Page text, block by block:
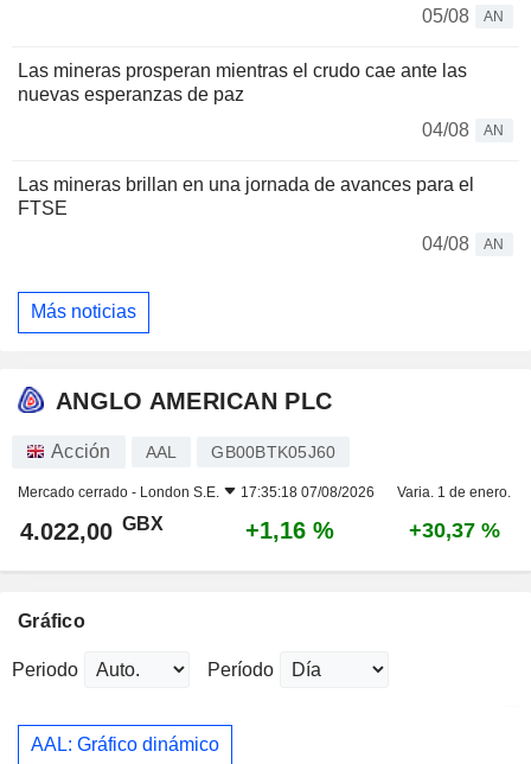
05/08 AN
Las mineras prosperan mientras el crudo cae ante las
nuevas esperanzas de paz
04/08
AN
Las mineras brillan en una jornada de avances para el
FTSE
04/08
AN
Más noticias
ANGLO AMERICAN PLC
Acción AAL GB00BTK05J60
Mercado cerrado - London S.E. 17:35:18 07/08/2026 Varia. 1 de enero.
4.022,00 GBX +1,16 % +30,37 %
Gráfico
Periodo Período
AAL: Gráfico dinámico